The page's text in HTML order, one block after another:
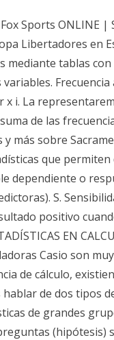
Sports ONLINE
Libertadores en
tablas
x i. La
de las
más sobre
que
dependiente o
S.
positivo
EN
Casio son
de cálculo,
de dos tipos
de grandes
(hipótesis)